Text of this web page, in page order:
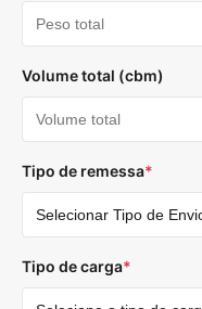
Volume total (cbm)
Tipo de remessa*
Tipo de carga*